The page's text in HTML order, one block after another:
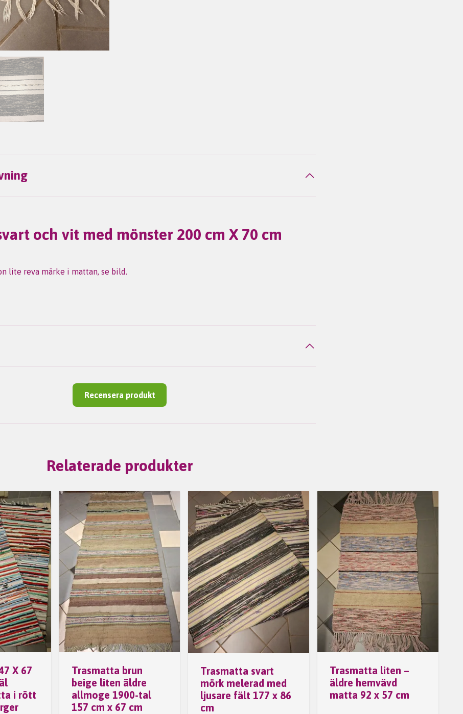
och vit med mönster 200 cm X 70 cm
lite reva märke i mattan, se bild.
Recensera produkt
Relaterade produkter
X 67
i rött
Trasmatta brun
beige liten äldre
allmoge 1900-tal
157 cm x 67 cm
Trasmatta svart
mörk melerad med
ljusare fält 177 x 86
cm
Trasmatta liten –
äldre hemvävd
matta 92 x 57 cm